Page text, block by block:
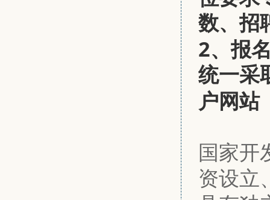
数、招
2、报
统一采
户网站
国家开
资设立